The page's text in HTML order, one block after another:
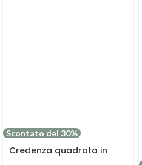
Scontato del 30%
Credenza quadrata in